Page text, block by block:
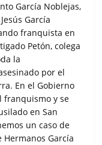
García Noblejas,
García
franquista en
Petón, colega
la
por el
En el Gobierno
franquismo y se
en San
un caso de
Hermanos García